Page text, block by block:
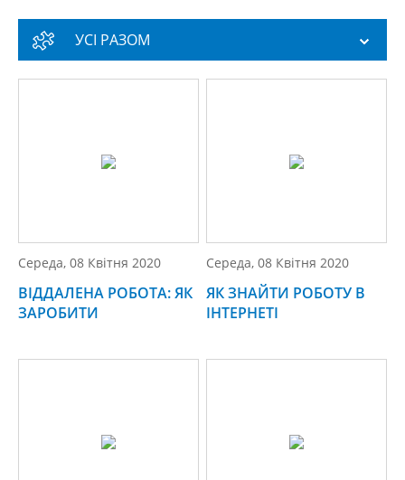
УСІ РАЗОМ
Середа, 08 Квітня 2020
ВІДДАЛЕНА РОБОТА: ЯК
ЗАРОБИТИ
Середа, 08 Квітня 2020
ЯК ЗНАЙТИ РОБОТУ В
ІНТЕРНЕТІ